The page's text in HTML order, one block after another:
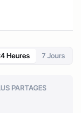
Mouffle :
Heures 7 Jours
PARTAGES